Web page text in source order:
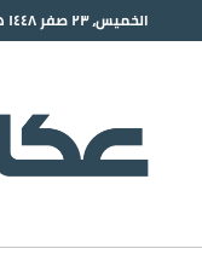
الخميس، ٢٣ صفر ١٤٤٨ هـ ٦ أغسطس ٢٠٢٦ م